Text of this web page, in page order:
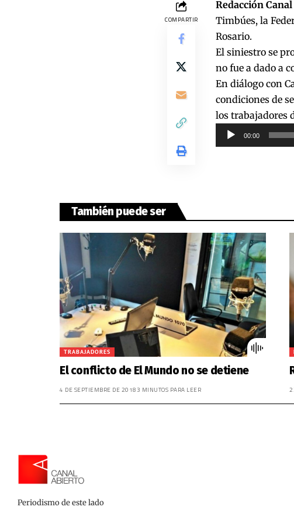
COMPARTIR
Redacción Canal
Timbúes, la
Rosario.
El siniestro se
no fue a dado a
En diálogo con
condiciones de
los trabajadores
Reproductor
de
00:00
También puede ser
TRABAJADORES
El conflicto de El Mundo no se detiene
4 DE SEPTIEMBRE DE 2018 3 MINUTOS PARA LEER
Periodismo de este lado